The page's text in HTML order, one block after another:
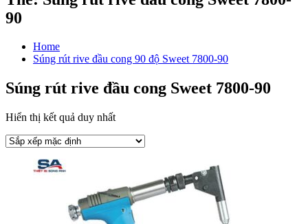
90
Home
Súng rút rive đầu cong 90 độ Sweet 7800-90
Súng rút rive đầu cong Sweet 7800-90
Hiển thị kết quả duy nhất